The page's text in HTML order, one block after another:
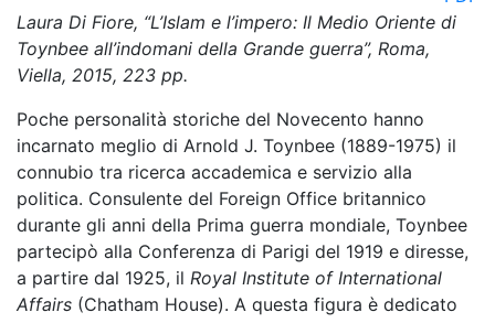
Laura Di Fiore, “L’Islam e l’impero: Il Medio Oriente di
Toynbee all’indomani della Grande guerra”, Roma,
Viella, 2015, 223 pp.
Poche personalità storiche del Novecento hanno
incarnato meglio di Arnold J. Toynbee (1889-1975) il
connubio tra ricerca accademica e servizio alla
politica. Consulente del Foreign Office britannico
durante gli anni della Prima guerra mondiale, Toynbee
partecipò alla Conferenza di Parigi del 1919 e diresse,
a partire dal 1925, il Royal Institute of International
Affairs (Chatham House). A questa figura è dedicato